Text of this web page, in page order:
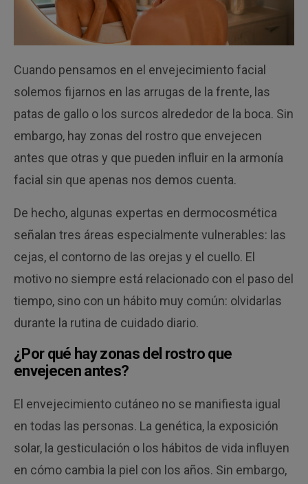
Cuando pensamos en el envejecimiento facial
solemos fijarnos en las arrugas de la frente, las
patas de gallo o los surcos alrededor de la boca. Sin
embargo, hay zonas del rostro que envejecen
antes que otras y que pueden influir en la armonía
facial sin que apenas nos demos cuenta.
De hecho, algunas expertas en dermocosmética
señalan tres áreas especialmente vulnerables: las
cejas, el contorno de las orejas y el cuello. El
motivo no siempre está relacionado con el paso del
tiempo, sino con un hábito muy común: olvidarlas
durante la rutina de cuidado diario.
¿Por qué hay zonas del rostro que
envejecen antes?
El envejecimiento cutáneo no se manifiesta igual
en todas las personas. La genética, la exposición
solar, la gesticulación o los hábitos de vida influyen
en cómo cambia la piel con los años. Sin embargo,